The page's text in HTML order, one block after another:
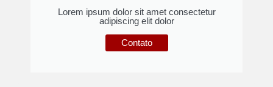
Lorem ipsum dolor sit amet consectetur
adipiscing elit dolor
Contato